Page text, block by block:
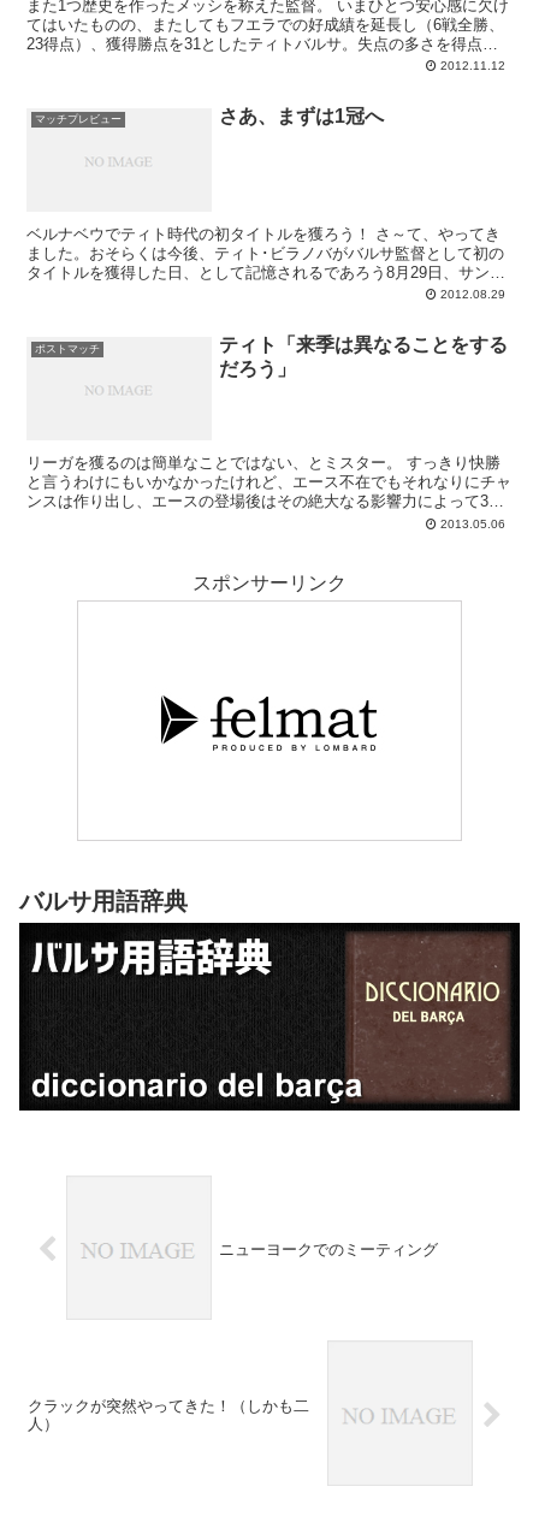
また1つ歴史を作ったメッシを称えた監督。 いまひとつ安心感に欠け
てはいたものの、またしてもフエラでの好成績を延長し（6戦全勝、
23得点）、獲得勝点を31としたティトバルサ。失点の多さを得点の
2012.11.12
マッチプレビュー さあ、まずは1冠へ
ベルナベウでティト時代の初タイトルを獲ろう！ さ～て、やってき
ました。おそらくは今後、ティト･ビラノバがバルサ監督として初の
タイトルを獲得した日、として記憶されるであろう8月29日、サンチ
2012.08.29
ポストマッチ
ティト「来季は異なることをする
だろう」
リーガを獲るのは簡単なことではない、とミスター。 すっきり快勝
と言うわけにもいかなかったけれど、エース不在でもそれなりにチャ
ンスは作り出し、エースの登場後はその絶大なる影響力によって3ポ
2013.05.06
スポンサーリンク
バルサ用語辞典
ニューヨークでのミーティング
クラックが突然やってきた！（しかも二
人）